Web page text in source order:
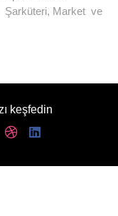
Şarküteri, Market ve
keşfedin